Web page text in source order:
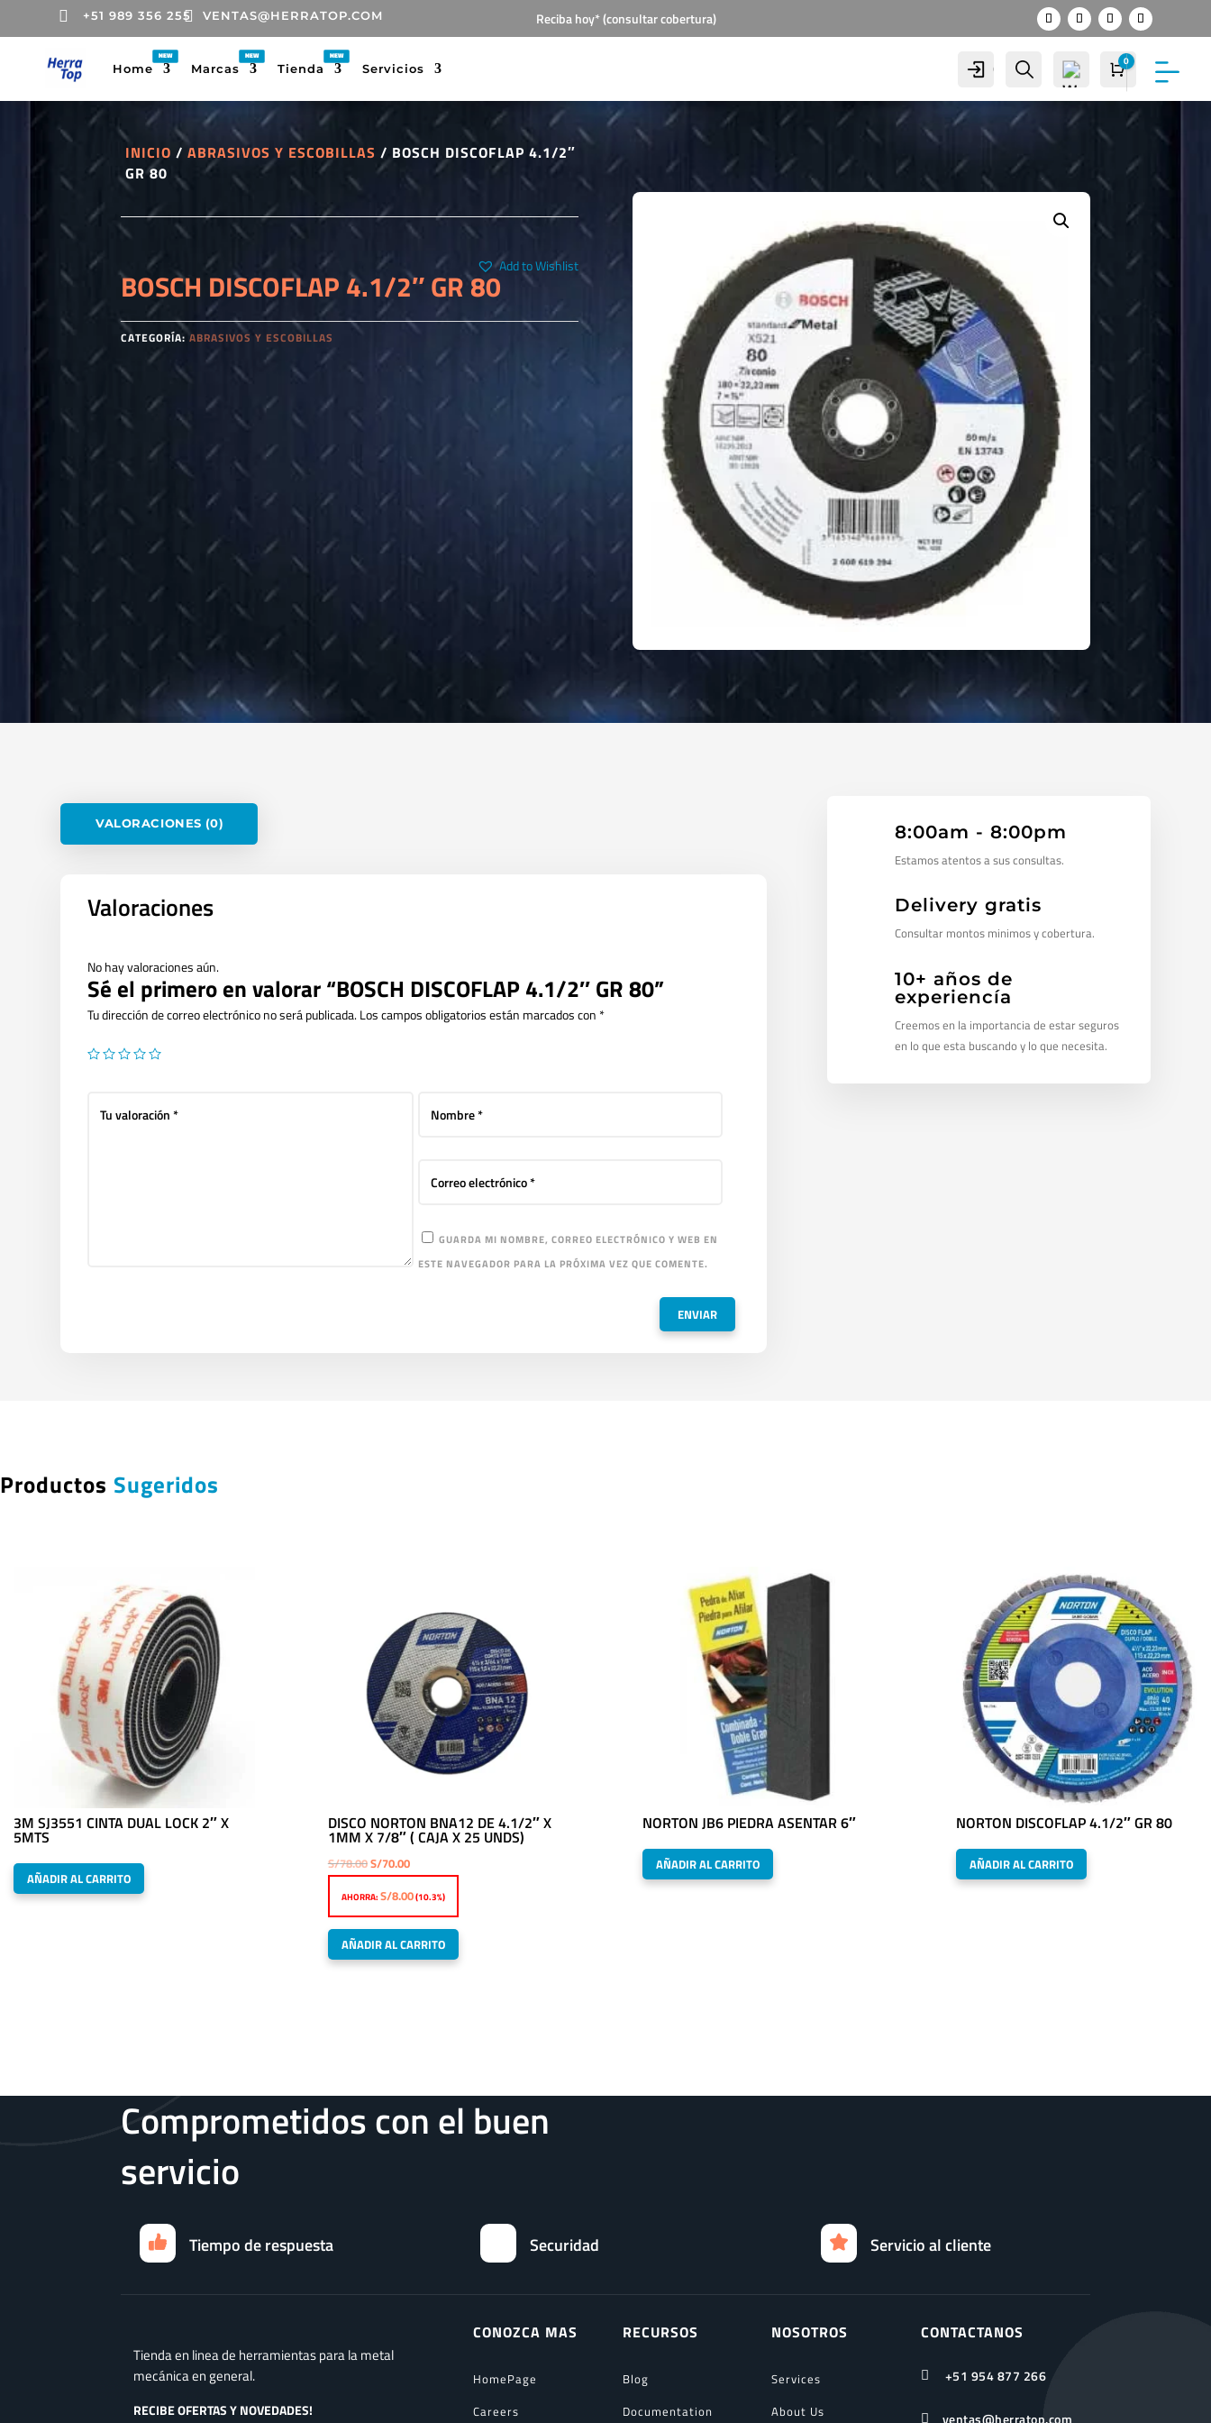
 +51 989 356 255
 VENTAS@HERRATOP.COM Reciba hoy* (consultar cobertura)
Home Marcas Tienda Servicios Cuenta Buscar Carro
0 S/0.00
INICIO /ABRASIVOS Y ESCOBILLAS / BOSCH DISCOFLAP 4.1/2″
GR 80
BOSCH DISCOFLAP 4.1/2″ GR 80
Add to Wishlist
CATEGORÍA:ABRASIVOS Y ESCOBILLAS
VALORACIONES (0)
Valoraciones
No hay valoraciones aún.
Sé el primero en valorar “BOSCH DISCOFLAP 4.1/2″ GR 80”
Tu dirección de correo electrónico no será publicada.Los campos obligatorios están marcados con *
GUARDA MI NOMBRE, CORREO ELECTRÓNICO Y WEB EN
ESTE NAVEGADOR PARA LA PRÓXIMA VEZ QUE COMENTE.
8:00am - 8:00pm
Estamos atentos a sus consultas.
Delivery gratis
Consultar montos minimos y cobertura.
10+ años de
experiencía
Creemos en la importancia de estar seguros
en lo que esta buscando y lo que necesita.
Productos Sugeridos
3M SJ3551 CINTA DUAL LOCK 2″ X
5MTS
AÑADIR AL CARRITO
DISCO NORTON BNA12 DE 4.1/2″ X
1MM X 7/8″ ( CAJA X 25 UNDS)
S/78.00El
era:
S/78.00.
S/70.00El
es:
S/70.00.
AHORRA:S/8.00(10.3%)
AÑADIR AL CARRITO
NORTON JB6 PIEDRA ASENTAR 6″
AÑADIR AL CARRITO
NORTON DISCOFLAP 4.1/2″ GR 80
AÑADIR AL CARRITO
Comprometidos con el buen
servicio
Tiempo de respuesta Securidad Servicio al cliente
Tienda en linea de herramientas para la metal
mecánica en general.
RECIBE OFERTAS Y NOVEDADES!
CONOZCA MAS
HomePage
Careers
RECURSOS
Blog
Documentation
NOSOTROS
Services
About Us
CONTACTANOS
 +51 954 877 266
 ventas@herratop.com